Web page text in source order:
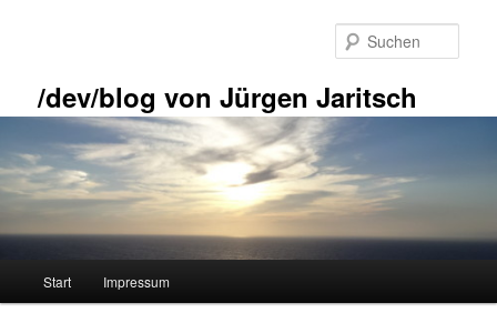
/dev/blog von Jürgen Jaritsch
Start Impressum